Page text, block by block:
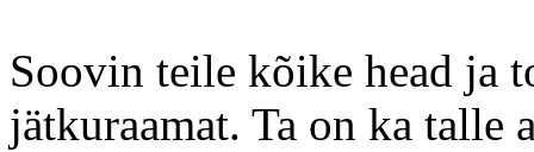
Soovin teile kõike head ja
jätkuraamat. Ta on ka talle